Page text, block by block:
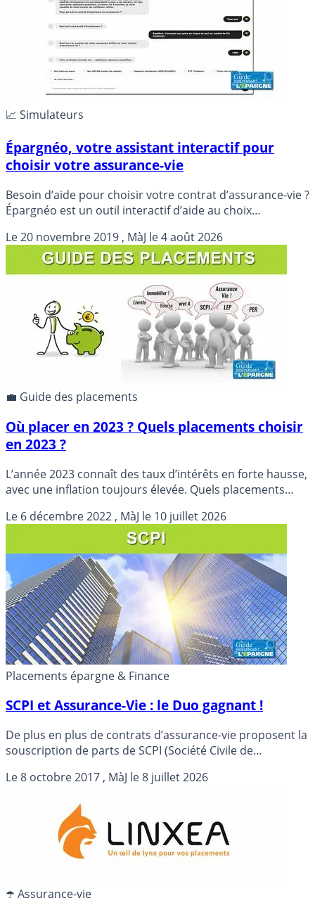
📈 Simulateurs
Épargnéo, votre assistant interactif pour
choisir votre assurance-vie
Besoin d’aide pour choisir votre contrat d’assurance-vie ?
Épargnéo est un outil interactif d’aide au choix
Le20 novembre 2019 , MàJ le4 août 2026
💼 Guide des placements
Où placer en 2023 ? Quels placements choisir
en 2023 ?
L’année 2023 connaît des taux d’intérêts en forte hausse,
avec une inflation toujours élevée. Quels placements
Le 6 décembre 2022 , MàJ le 10 juillet 2026
Placements épargne & Finance
SCPI et Assurance-Vie : le Duo gagnant !
De plus en plus de contrats d’assurance-vie proposent la
souscription de parts de SCPI (Société Civile de
avantages de ces deux types de placements en vogue.
Le8 octobre 2017 , MàJ le8 juillet 2026
☂️ Assurance-vie